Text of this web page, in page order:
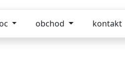
obchod kontakt